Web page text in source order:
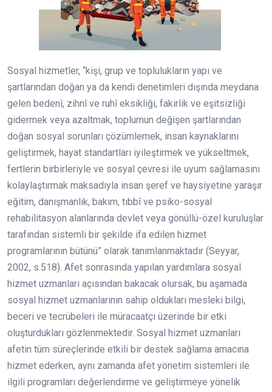
Sosyal hizmetler, “kişi, grup ve toplulukların yapı ve
şartlarından doğan ya da kendi denetimleri dışında meydana
gelen bedenî, zihnî ve ruhî eksikliği, fakirlik ve eşitsizliği
gidermek veya azaltmak, toplumun değişen şartlarından
doğan sosyal sorunları çözümlemek, insan kaynaklarını
geliştirmek, hayat standartları iyileştirmek ve yükseltmek,
fertlerin birbirleriyle ve sosyal çevresi ile uyum sağlamasını
kolaylaştırmak maksadıyla insan şeref ve haysiyetine yaraşır
eğitim, danışmanlık, bakım, tıbbî ve psiko-sosyal
rehabilitasyon alanlarında devlet veya gönüllü-özel kuruluşlar
tarafından sistemli bir şekilde ifa edilen hizmet
programlarının bütünü” olarak tanımlanmaktadır (Seyyar,
2002, s.518). Afet sonrasında yapılan yardımlara sosyal
hizmet uzmanları açısından bakacak olursak, bu aşamada
sosyal hizmet uzmanlarının sahip oldukları mesleki bilgi,
beceri ve tecrübeleri ile müracaatçı üzerinde bir etki
oluşturdukları gözlenmektedir. Sosyal hizmet uzmanları
afetin tüm süreçlerinde etkili bir destek sağlama amacına
hizmet ederken, aynı zamanda afet yönetim sistemleri ile
ilgili programları değerlendirme ve geliştirmeye yönelik